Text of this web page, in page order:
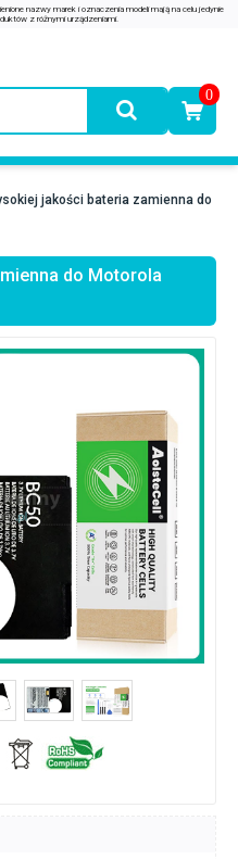
0
jakości bateria zamienna do
do Motorola